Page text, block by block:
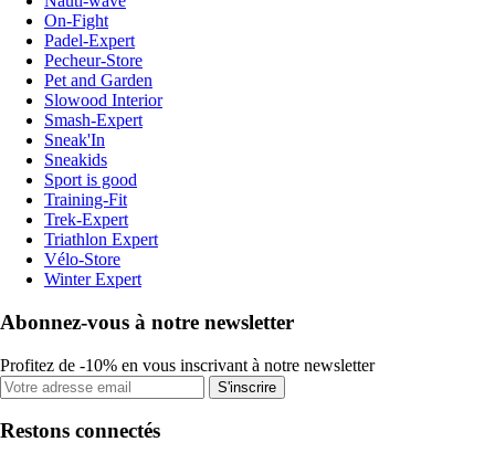
On-Fight
Padel-Expert
Pecheur-Store
Pet and Garden
Slowood Interior
Smash-Expert
Sneak'In
Sneakids
Sport is good
Training-Fit
Trek-Expert
Triathlon Expert
Vélo-Store
Winter Expert
Abonnez-vous à notre newsletter
Profitez de -10% en vous inscrivant à notre newsletter
S'inscrire
Restons connectés